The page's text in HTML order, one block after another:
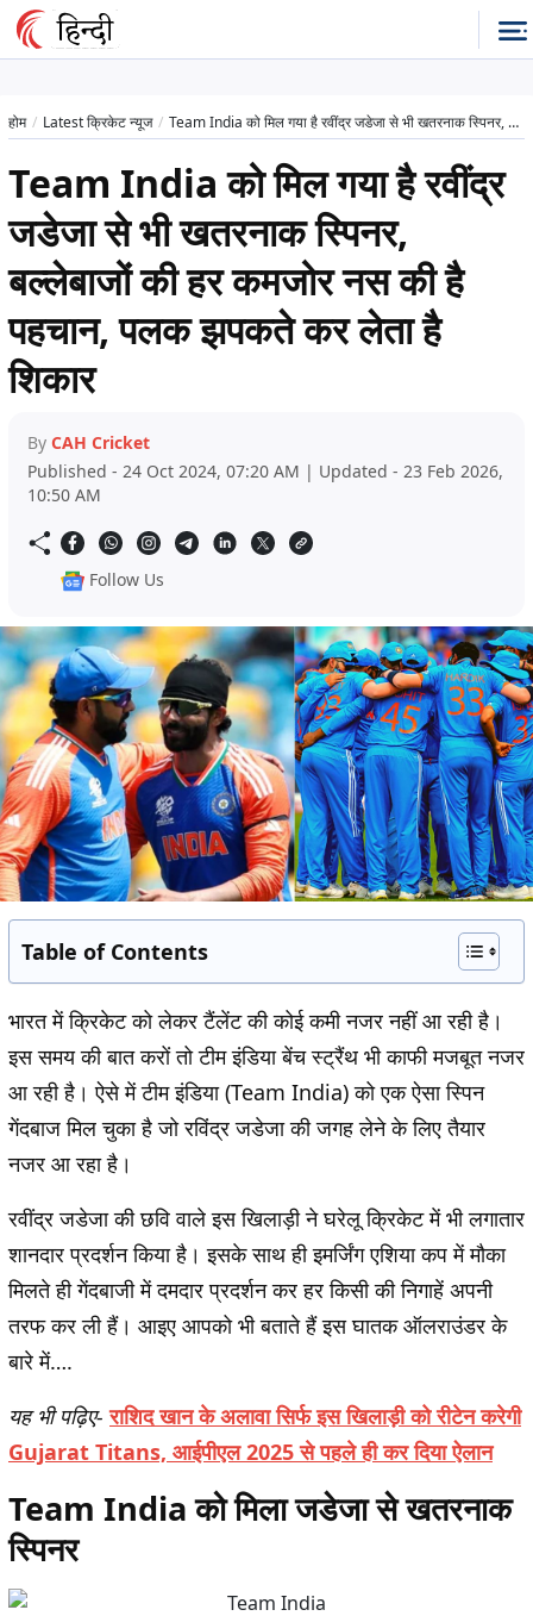
होम Latest क्रिकेट न्यूज Team India को मिल गया है रवींद्र जडेजा से भी खतरनाक स्पिनर, बल्लेबाजों की हर कमजोर नस की है पहचान, पलक झपकते कर लेता है शिकार
Team India को मिल गया है रवींद्र
जडेजा से भी खतरनाक स्पिनर,
बल्लेबाजों की हर कमजोर नस की है
पहचान, पलक झपकते कर लेता है
शिकार
By CAH Cricket
Published - 24 Oct 2024, 07:20 AM | Updated - 23 Feb 2026,
10:50 AM
Follow Us
Table of Contents
भारत में क्रिकेट को लेकर टैंलेंट की कोई कमी नजर नहीं आ रही है।
इस समय की बात करों तो टीम इंडिया बेंच स्ट्रैंथ भी काफी मजबूत नजर
आ रही है। ऐसे में टीम इंडिया (Team India) को एक ऐसा स्पिन
गेंदबाज मिल चुका है जो रविंद्र जडेजा की जगह लेने के लिए तैयार
नजर आ रहा है।
रवींद्र जडेजा की छवि वाले इस खिलाड़ी ने घरेलू क्रिकेट में भी लगातार
शानदार प्रदर्शन किया है। इसके साथ ही इमर्जिंग एशिया कप में मौका
मिलते ही गेंदबाजी में दमदार प्रदर्शन कर हर किसी की निगाहें अपनी
तरफ कर ली हैं। आइए आपको भी बताते हैं इस घातक ऑलराउंडर के
बारे में….
यह भी पढ़िए-राशिद खान के अलावा सिर्फ इस खिलाड़ी को रीटेन करेगी
Gujarat Titans, आईपीएल 2025 से पहले ही कर दिया ऐलान
Team India को मिला जडेजा से खतरनाक
स्पिनर